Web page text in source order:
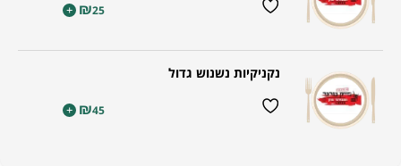
₪25
+
נקניקיות נשנוש גדול
₪45
+